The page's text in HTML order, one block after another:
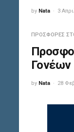
by Nata 3
ΠΡΟΣΦΟΡΈΣ
Γονέων
by Nata 28